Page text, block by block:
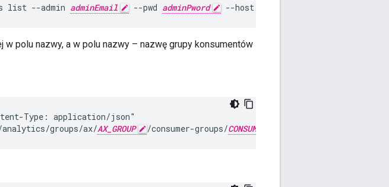
list --admin adminEmail --pwd adminPword --host localhost
polu nazwy, a w polu nazwy – nazwę grupy konsumentów
Type: application/json"
analytics/groups/ax/AX_GROUP /consumer-groups/CONSUMER_GROUP